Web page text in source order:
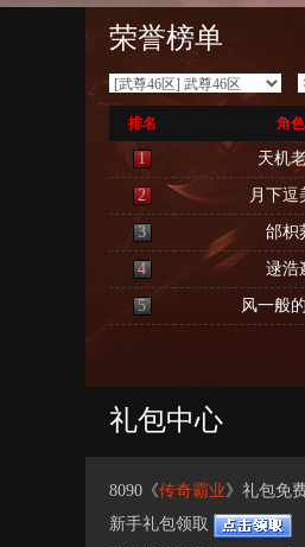
荣誉榜单
排名 角色
1 天机
2 月下逗
3 邰枳
4 逯浩
5 风一般
礼包中心
8090《传奇霸业》礼包免
新手礼包领取